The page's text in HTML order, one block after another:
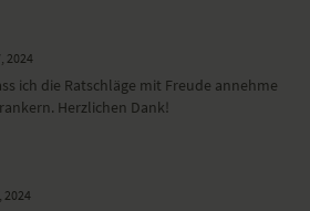
2024
ich die Ratschläge mit Freude annehme
Herzlichen Dank!
2024